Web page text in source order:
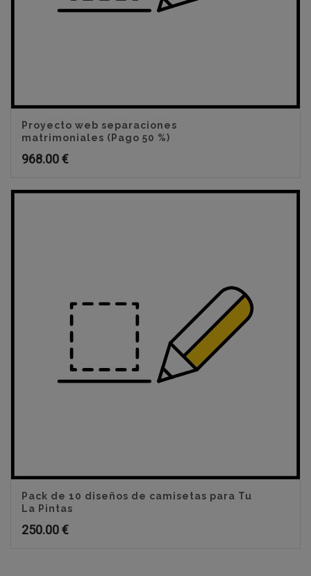
Proyecto web separaciones
matrimoniales (Pago 50 %)
968.00€
Pack de 10 diseños de camisetas para Tu
La Pintas
250.00€